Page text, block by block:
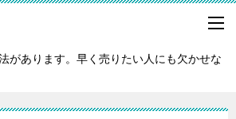
があります。早く売りたい人にも欠かせな